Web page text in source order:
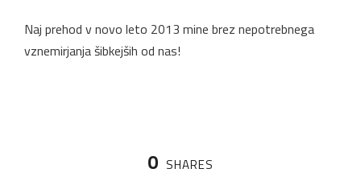
Naj prehod v novo leto 2013 mine brez nepotrebnega
vznemirjanja šibkejših od nas!
0 SHARES